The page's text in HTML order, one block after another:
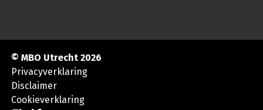
© MBO Utrecht 2026
Privacyverklaring
Disclaimer
Cookieverklaring